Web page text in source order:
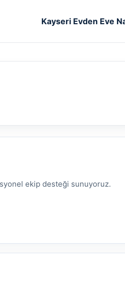
Kayseri Evden Eve
ekip desteği sunuyoruz.